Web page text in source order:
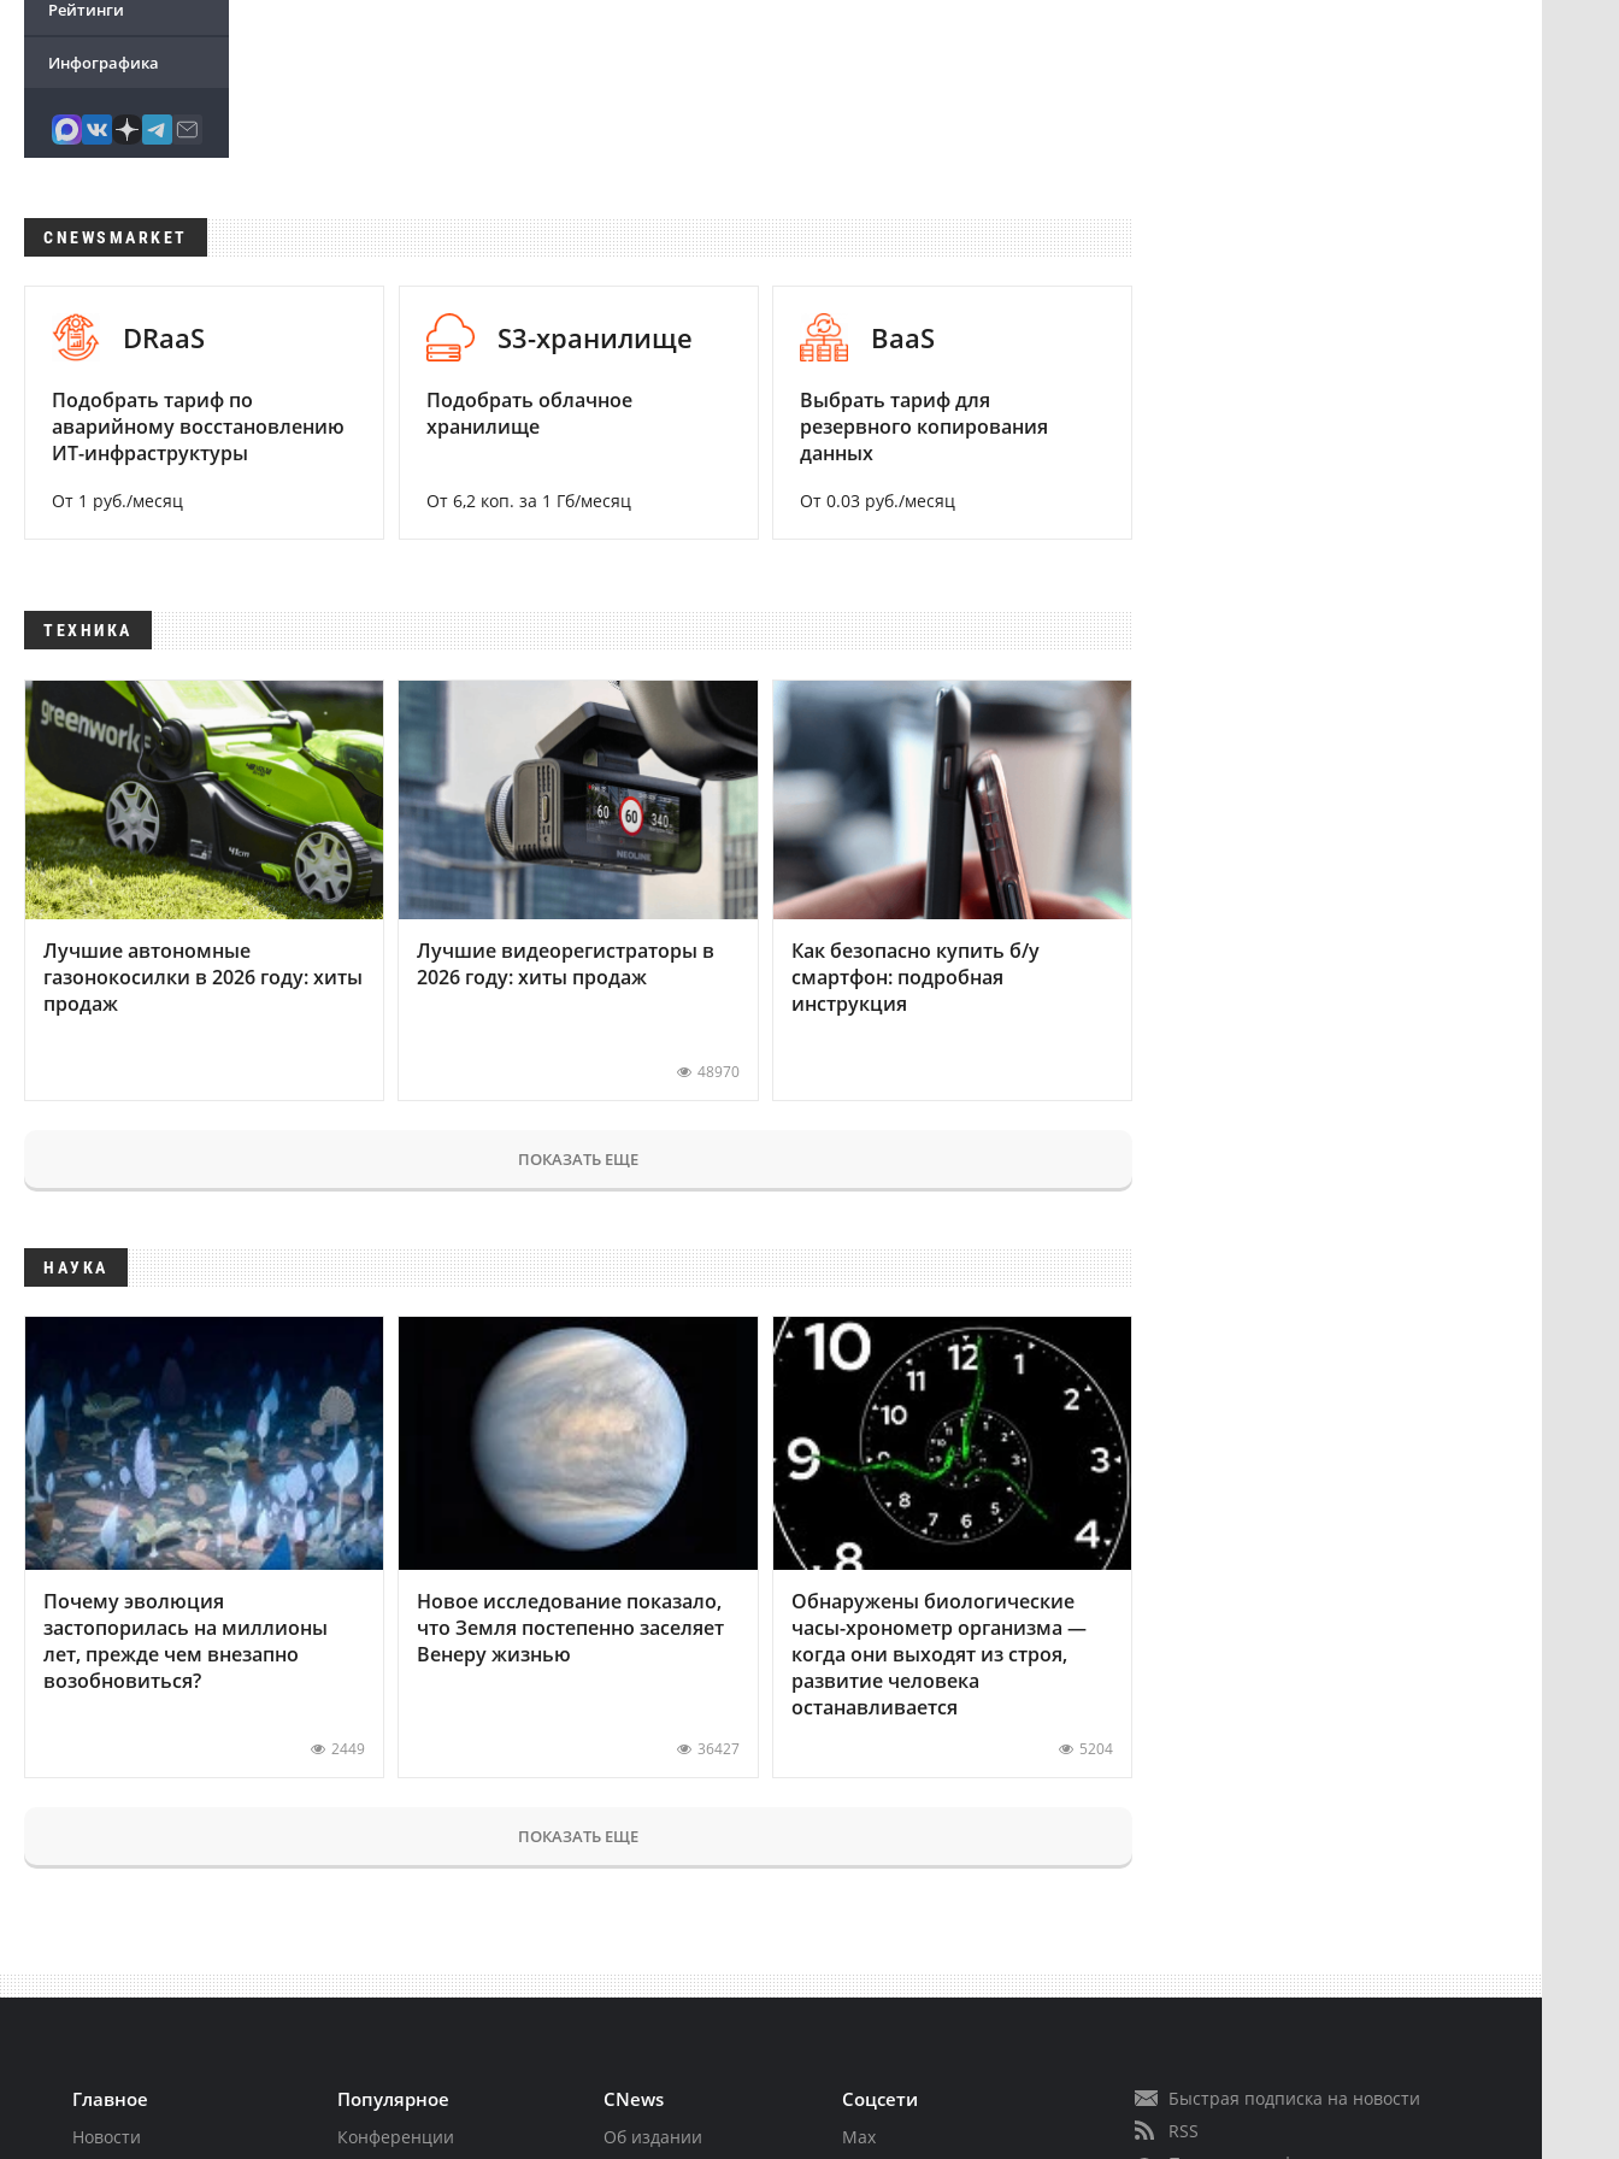
Рейтинги
Инфографика
CNEWSMARKET
DRaaS
Подобрать тариф по
аварийному восстановлению
ИТ-инфраструктуры
От 1 руб./месяц
S3-хранилище
Подобрать облачное
хранилище
От 6,2 коп. за 1 Гб/месяц
BaaS
Выбрать тариф для
резервного копирования
данных
От 0.03 руб./месяц
ТЕХНИКА
Лучшие автономные
газонокосилки в 2026 году: хиты
продаж
Лучшие видеорегистраторы в
2026 году: хиты продаж
48970
Как безопасно купить б/у
смартфон: подробная
инструкция
ПОКАЗАТЬ ЕЩЕ
НАУКА
Почему эволюция
застопорилась на миллионы
лет, прежде чем внезапно
возобновиться?
2449
Новое исследование показало,
что Земля постепенно заселяет
Венеру жизнью
36427
Обнаружены биологические
часы-хронометр организма —
когда они выходят из строя,
развитие человека
останавливается
5204
ПОКАЗАТЬ ЕЩЕ
Главное
Новости
Популярное
Конференции
CNews
Об издании
Соцсети
Max
Быстрая подписка на новости
RSS